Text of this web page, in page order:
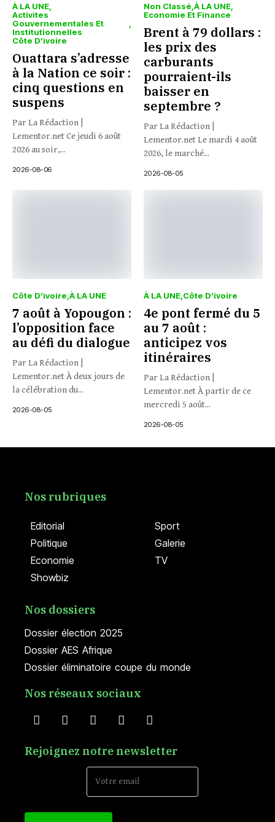
À LA UNE
Activites
Gouvernementales Et
Institutionnelles
Côte D’ivoire
Ouattara s’adresse
à la Nation ce soir :
cinq questions en
suspens
Par La Rédaction |
Lementor.net Ce jeudi 6 août
2026 au soir,...
2026-08-06
Non Classé À LA UNE
Economie Et Finance
Brent à 79 dollars :
les prix des
carburants
pourraient-ils
baisser en
septembre ?
Par La Rédaction |
Lementor.net Le mardi 4 août
2026, le marché...
2026-08-05
Côte D’ivoire À LA UNE
7 août à Yopougon :
l’opposition face
au défi du dialogue
Par La Rédaction |
Lementor.net À deux jours de
la célébration du...
2026-08-05
À LA UNE Côte D’ivoire
4e pont fermé du 5
au 7 août :
anticipez vos
itinéraires
Par La Rédaction |
Lementor.net À partir de ce
mercredi 5 août...
2026-08-05
Editorial
Politique
Economie
Showbiz
Sport
Galerie
TV
Nos rubriques
Dossier élection 2025
Dossier AES Afrique
Dossier éliminatoire coupe du monde
Nos dossiers
Nos réseaux sociaux
Rejoignez notre newsletter